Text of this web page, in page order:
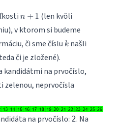
n+1
n + 1 (len kvôli
v ktorom si budeme
či sme číslu k
k našli
či je zložené).
kandidátmi na prvočíslo,
zelenou, neprvočísla
na prvočíslo: 2. Na